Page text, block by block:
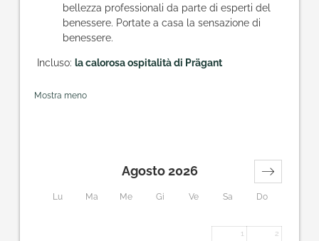
bellezza professionali da parte di esperti del
benessere. Portate a casa la sensazione di
benessere.
Incluso: la calorosa ospitalità di Prägant
Mostra meno
Lu Ma Me Gi Ve Sa Do
Agosto 2026
1 2